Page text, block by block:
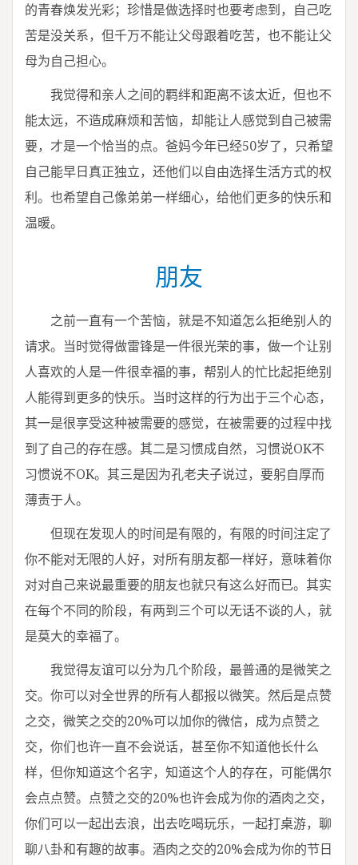
的青春焕发光彩；珍惜是做选择时也要考虑到，自己吃
苦是没关系，但千万不能让父母跟着吃苦，也不能让父
母为自己担心。
我觉得和亲人之间的羁绊和距离不该太近，但也不
能太远，不造成麻烦和苦恼，却能让人感觉到自己被需
要，才是一个恰当的点。爸妈今年已经50岁了，只希望
自己能早日真正独立，还他们以自由选择生活方式的权
利。也希望自己像弟弟一样细心，给他们更多的快乐和
温暖。
朋友
之前一直有一个苦恼，就是不知道怎么拒绝别人的
请求。当时觉得做雷锋是一件很光荣的事，做一个让别
人喜欢的人是一件很幸福的事，帮别人的忙比起拒绝别
人能得到更多的快乐。当时这样的行为出于三个心态，
其一是很享受这种被需要的感觉，在被需要的过程中找
到了自己的存在感。其二是习惯成自然，习惯说OK不
习惯说不OK。其三是因为孔老夫子说过，要躬自厚而
薄责于人。
但现在发现人的时间是有限的，有限的时间注定了
你不能对无限的人好，对所有朋友都一样好，意味着你
对对自己来说最重要的朋友也就只有这么好而已。其实
在每个不同的阶段，有两到三个可以无话不谈的人，就
是莫大的幸福了。
我觉得友谊可以分为几个阶段，最普通的是微笑之
交。你可以对全世界的所有人都报以微笑。然后是点赞
之交，微笑之交的20%可以加你的微信，成为点赞之
交，你们也许一直不会说话，甚至你不知道他长什么
样，但你知道这个名字，知道这个人的存在，可能偶尔
会点点赞。点赞之交的20%也许会成为你的酒肉之交，
你们可以一起出去浪，出去吃喝玩乐，一起打桌游，聊
聊八卦和有趣的故事。酒肉之交的20%会成为你的节日